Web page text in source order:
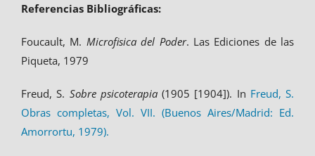
Referencias Bibliográficas:
Foucault, M. Microfisica del Poder. Las Ediciones de las
Piqueta, 1979
Freud, S. Sobre psicoterapia(1905 [1904]). In Freud, S.
Obras completas, Vol. VII. (Buenos Aires/Madrid: Ed.
Amorrortu, 1979).